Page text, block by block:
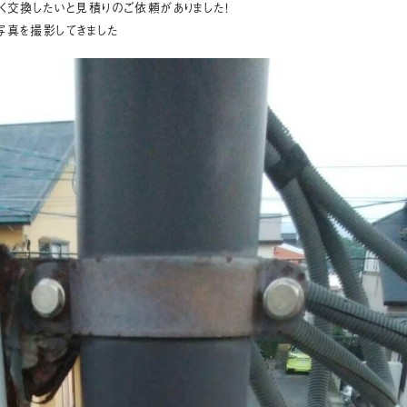
換したいと見積りのご依頼がありました！
を撮影してきました